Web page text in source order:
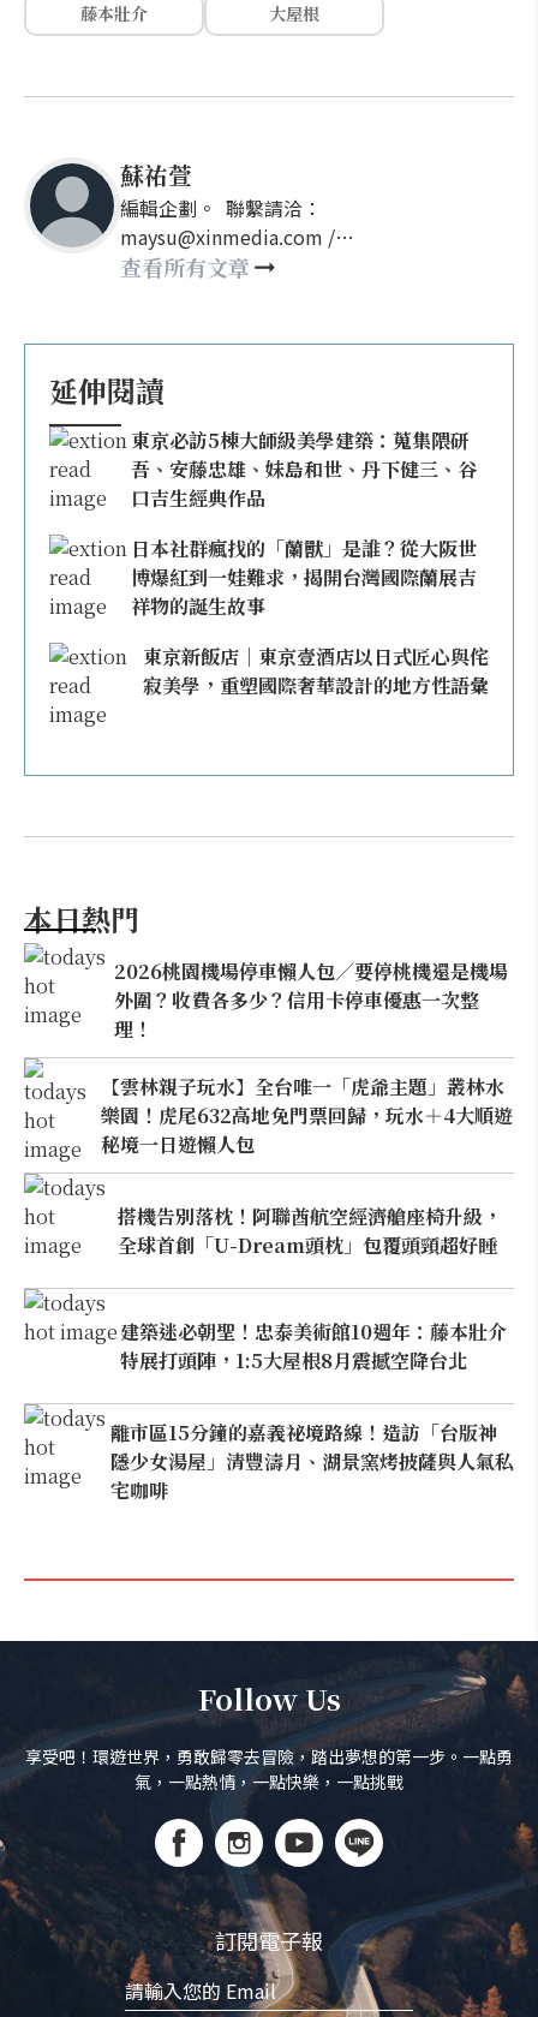
藤本壯介
大屋根
蘇祐萱
編輯企劃。 聯繫請洽：
maysu@xinmedia.com /
may860527@gmail.com
查看所有文章
延伸閱讀
東京必訪5棟大師級美學建築：蒐集隈研
吾、安藤忠雄、妹島和世、丹下健三、谷
口吉生經典作品
日本社群瘋找的「蘭獸」是誰？從大阪世
博爆紅到一娃難求，揭開台灣國際蘭展吉
祥物的誕生故事
東京新飯店｜東京壹酒店以日式匠心與侘
寂美學，重塑國際奢華設計的地方性語彙
本日熱門
2026桃園機場停車懶人包／要停桃機還是機場
外圍？收費各多少？信用卡停車優惠一次整
理！
【雲林親子玩水】全台唯一「虎爺主題」叢林水
樂園！虎尾632高地免門票回歸，玩水＋4大順遊
秘境一日遊懶人包
搭機告別落枕！阿聯酋航空經濟艙座椅升級，
全球首創「U-Dream頭枕」包覆頭頸超好睡
建築迷必朝聖！忠泰美術館10週年：藤本壯介
特展打頭陣，1:5大屋根8月震撼空降台北
離市區15分鐘的嘉義祕境路線！造訪「台版神
隱少女湯屋」清豐濤月、湖景窯烤披薩與人氣私
宅咖啡
Follow Us
享受吧！環遊世界，勇敢歸零去冒險，踏出夢想的第一步。一點勇
氣，一點熱情，一點快樂，一點挑戰
訂閱電子報